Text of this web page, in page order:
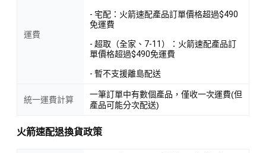
運費
- 宅配：火箭速配產品訂單價格超過$490
免運費
- 超取（全家、7-11）：火箭速配產品訂
單價格超過$490免運費
- 暫不支援離島配送
統一運費計算
一筆訂單中有數個產品，僅收一次運費(但
產品可能分次配送)
火箭速配退換貨政策